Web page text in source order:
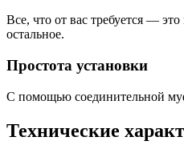
Все, что от вас требуется —
остальное.
Простота установки
С помощью соединительной
Технические